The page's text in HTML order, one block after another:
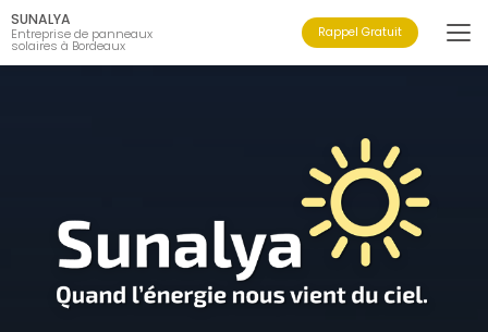
Aller
au
contenu
principal
SUNALYA
Entreprise de panneaux
solaires à Bordeaux
Rappel Gratuit